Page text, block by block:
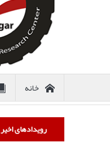
خانه
رویدادهای اخیر